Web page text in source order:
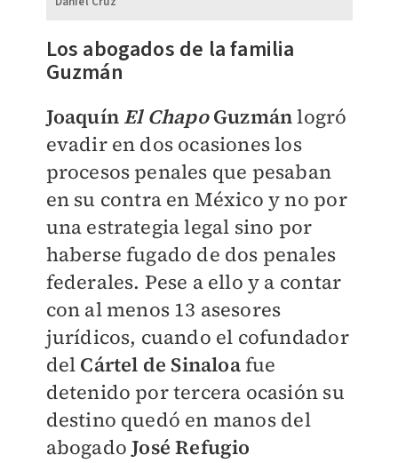
Los abogados de la familia
Guzmán
Joaquín El ChapoGuzmánlogró
evadir en dos ocasiones los
procesos penales que pesaban
en su contra en México y no por
una estrategia legal sino por
haberse fugado de dos penales
federales. Pese a ello y a contar
con al menos 13 asesores
jurídicos, cuando el cofundador
del Cártel de Sinaloafue
detenido por tercera ocasión su
destino quedó en manos del
abogadoJosé Refugio